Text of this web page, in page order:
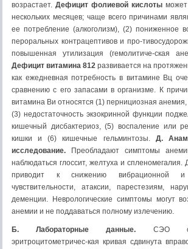
возрастает. Дефицит фоли­евой кислоты может
нескольких месяцев; чаще всего причинами
ее потребление (алкоголизм), (2) пониженное
пероральных контрацептивов и про-
повышенная утилизация (гемолитиче-ская
Дефицит витамина 812 развивается на
как ежедневная потребность в витамине Вц
сравнению с его запасами в организме. К
витамина Ви относятся (1) пернициозная
(3) недостаточность экзокринной функции
кишечный дисбактериоз, (5) воспаление или
кишки и (6) кишечные гельминтозы. Д.
исследование. Преобладают симптомы
наблюдаться глоссит, желтуха и
приводит к снижению вибрационной и
чувствительности, атаксии, парестезиям,
деменции. Неврологические симптомы могут
анемии и не поддаваться полному излечению.
Б. Лабораторные данные. СЭО
эритроцитометричес-кая кривая сдвинута